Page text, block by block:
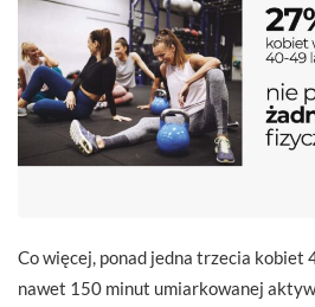
Co więcej, ponad jedna trzecia kobiet
nawet 150 minut umiarkowanej